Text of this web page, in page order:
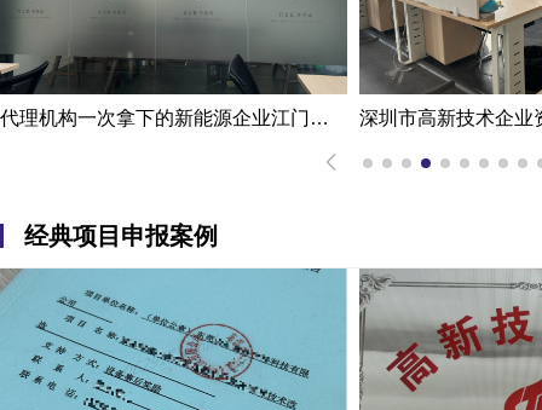
代理机构一次拿下的新能源企业江门高新技术企业认定申报案例
经典项目申报案例